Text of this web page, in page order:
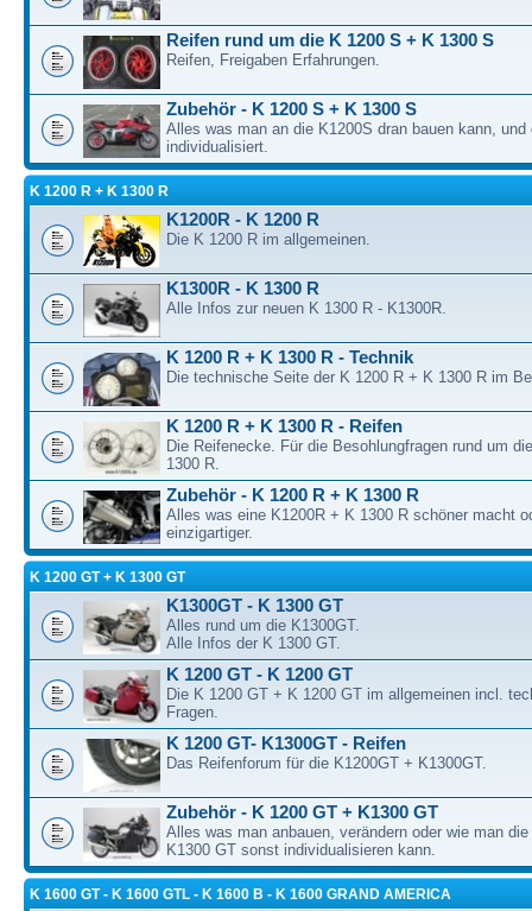
Reifen rund um die K 1200 S + K 1300 S
Reifen, Freigaben Erfahrungen.
Zubehör - K 1200 S + K 1300 S
Alles was man an die K1200S dran bauen kann, und
individualisiert.
K 1200 R + K 1300 R
K1200R - K 1200 R
Die K 1200 R im allgemeinen.
K1300R - K 1300 R
Alle Infos zur neuen K 1300 R - K1300R.
K 1200 R + K 1300 R - Technik
Die technische Seite der K 1200 R + K 1300 R im
K 1200 R + K 1300 R - Reifen
Die Reifenecke. Für die Besohlungfragen rund um
1300 R.
Zubehör - K 1200 R + K 1300 R
Alles was eine K1200R + K 1300 R schöner macht
einzigartiger.
K 1200 GT + K 1300 GT
K1300GT - K 1300 GT
Alles rund um die K1300GT.
Alle Infos der K 1300 GT.
K 1200 GT - K 1200 GT
Die K 1200 GT + K 1200 GT im allgemeinen incl.
Fragen.
K 1200 GT- K1300GT - Reifen
Das Reifenforum für die K1200GT + K1300GT.
Zubehör - K 1200 GT + K1300 GT
Alles was man anbauen, verändern oder wie man
K1300 GT sonst individualisieren kann.
K 1600 GT - K 1600 GTL - K 1600 B - K 1600 GRAND AMERICA